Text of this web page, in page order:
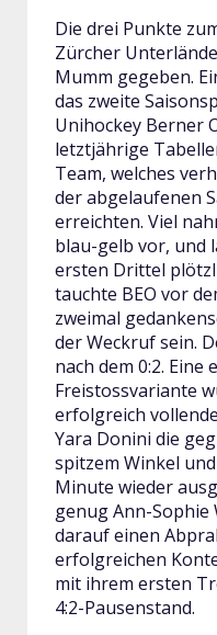
Die drei Punkte
Zürcher
Mumm gegeben.
das zweite
Unihockey Berner
letztjährige
Team, welches
der abgelaufenen
erreichten. Viel
blau-gelb vor, und
ersten Drittel
tauchte BEO vor
zweimal
der Weckruf sein.
nach dem 0:2. Eine
Freistossvariante
erfolgreich
Yara Donini die
spitzem Winkel
Minute wieder
genug Ann-
darauf einen
erfolgreichen
mit ihrem ersten
4:2-Pausenstand.